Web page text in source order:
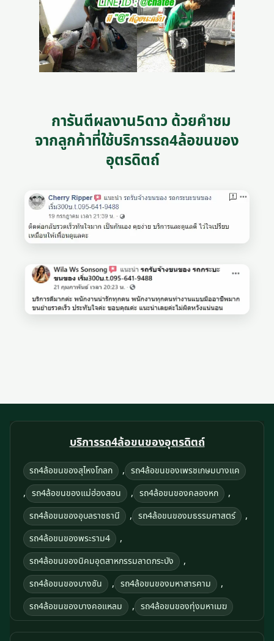
การันตีผลงาน5ดาว ด้วยคำชม
จากลูกค้าที่ใช้บริการรถ4ล้อขนของ
อุตรดิตถ์
บริการรถ4ล้อขนของอุตรดิตถ์
รถ4ล้อขนของสุไหงโกลก , รถ4ล้อขนของเพรชเกษมบางแค
, รถ4ล้อขนของแม่ฮ่องสอน , รถ4ล้อขนของคลองหก ,
รถ4ล้อขนของอุบลราชธานี , รถ4ล้อขนของมธรรมศาสตร์ ,
รถ4ล้อขนของพระราม4 ,
รถ4ล้อขนของนิคมอุตสาหกรรมลาดกระบัง ,
รถ4ล้อขนของบางชัน , รถ4ล้อขนของมหาสารคาม ,
รถ4ล้อขนของบางคอแหลม , รถ4ล้อขนของทุ่งมหาเมฆ